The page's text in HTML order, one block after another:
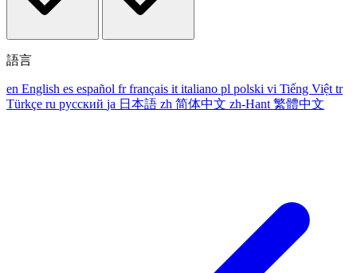
語言
en English es español fr français it italiano pl polski vi Tiếng Việt tr
Türkçe ru русский ja 日本語 zh 简体中文 zh-Hant 繁體中文